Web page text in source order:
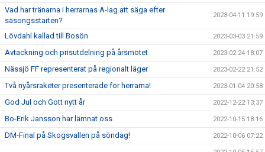
Vad har tränarna i herrarnas A-lag att säga efter
säsongsstarten?
2023-04-11 19:59
Lövdahl kallad till Bosön 2023-03-03 21:59
Avtackning och prisutdelning på årsmötet 2023-02-24 18:07
Nässjö FF representerat på regionalt läger 2023-02-22 21:52
Två nyårsraketer presenterade för herrarna! 2023-01-04 20:58
God Jul och Gott nytt år 2022-12-22 13:37
Bo-Erik Jansson har lämnat oss 2022-10-15 18:16
DM-Final på Skogsvallen på söndag! 2022-10-06 07:22